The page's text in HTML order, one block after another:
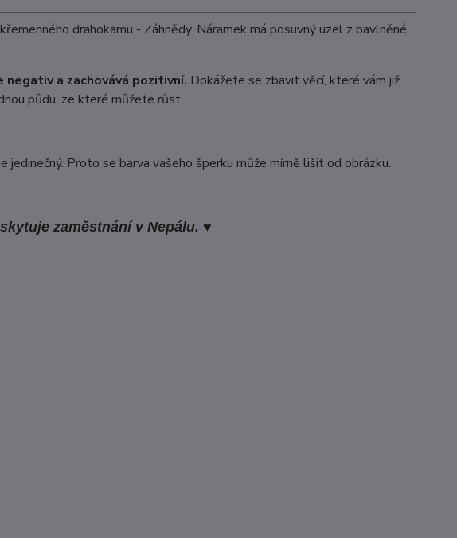
drahokamu - Záhnědy. Náramek má posuvný uzel z bavlněné
a zachovává pozitivní. Dokážete se zbavit věcí, které vám již
půdu, ze které můžete růst.
jedinečný. Proto se barva vašeho šperku může mírně lišit od obrázku.
zaměstnání v Nepálu. ♥